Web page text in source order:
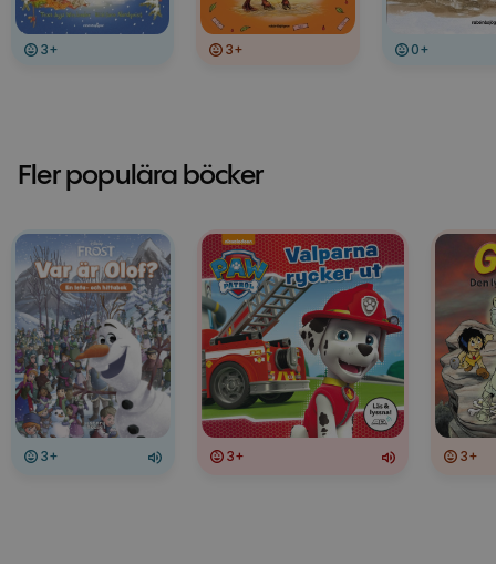
3+ 3+ 0+
Fler populära böcker
3+ 3+ 3+